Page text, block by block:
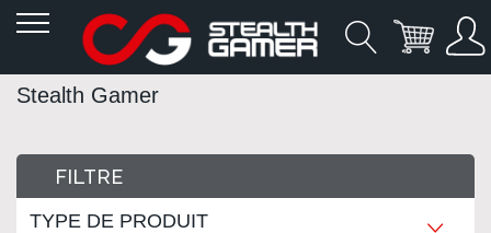
AllezStealth Gamer
FILTRE
TYPE DE PRODUIT